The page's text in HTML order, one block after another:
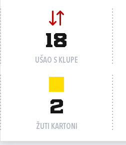
18
UŠAO S KLUPE
2
ŽUTI KARTONI